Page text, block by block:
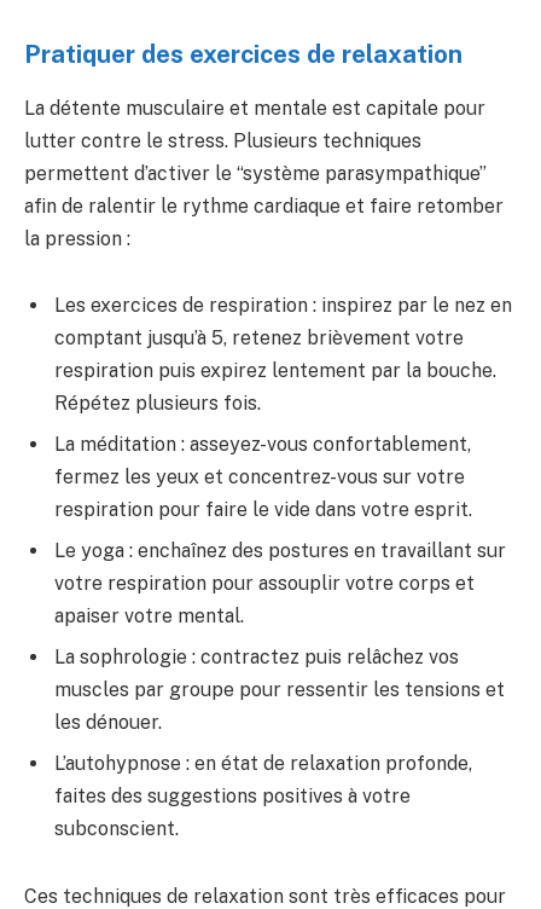
Pratiquer des exercices de relaxation
La détente musculaire et mentale est capitale pour
lutter contre le stress. Plusieurs techniques
permettent d’activer le “système parasympathique”
afin de ralentir le rythme cardiaque et faire retomber
la pression :
Les exercices de respiration : inspirez par le nez en
comptant jusqu’à 5, retenez brièvement votre
respiration puis expirez lentement par la bouche.
Répétez plusieurs fois.
La méditation : asseyez-vous confortablement,
fermez les yeux et concentrez-vous sur votre
respiration pour faire le vide dans votre esprit.
Le yoga : enchaînez des postures en travaillant sur
votre respiration pour assouplir votre corps et
apaiser votre mental.
La sophrologie : contractez puis relâchez vos
muscles par groupe pour ressentir les tensions et
les dénouer.
L’autohypnose : en état de relaxation profonde,
faites des suggestions positives à votre
subconscient.
Ces techniques de relaxation sont très efficaces pour